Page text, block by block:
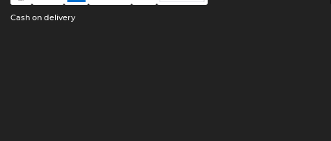
Cash on delivery